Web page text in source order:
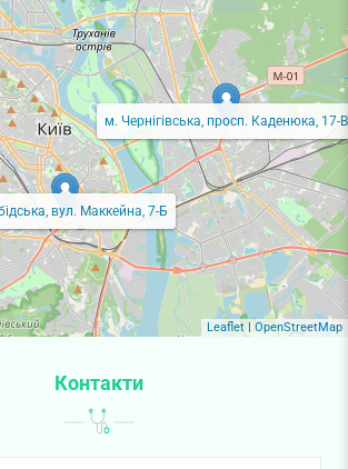
вул. Маккейна, 7-Б
м. Чернігівська, просп. Каденюка, 17-В
Leaflet OpenStreetMap
Контакти